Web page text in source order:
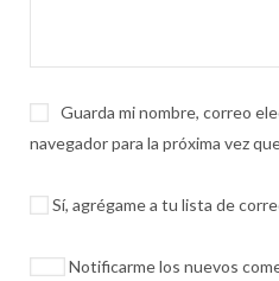
Guarda mi nombre, correo
navegador para la próxima vez
Sí, agrégame a tu lista de
Notificarme los nuevos